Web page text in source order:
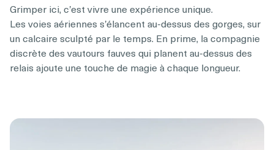
Grimper ici, c’est vivre une expérience unique.
Les voies aériennes s’élancent au-dessus des gorges, sur
un calcaire sculpté par le temps. En prime, la compagnie
discrète des vautours fauves qui planent au-dessus des
relais ajoute une touche de magie à chaque longueur.